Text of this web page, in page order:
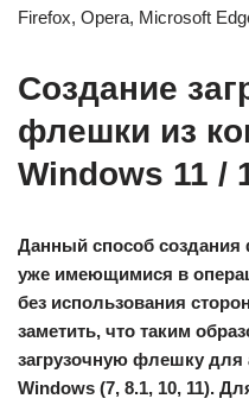
Firefox, Opera, Microsoft
Создание
флешки из
Windows 11 /
Данный способ создания
уже имеющимися в
без использования
заметить, что таким
загрузочную флешку
Windows (7, 8.1, 10, 11).